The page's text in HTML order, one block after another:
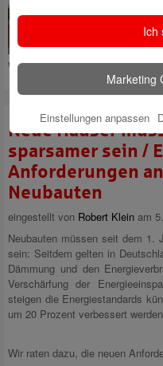
Wilhelm Esseling (Foto links) ist
Neue Häuser
sparsamer sein /
Anforderungen
Neubauten
eingestellt von Robert Klein am
Neubauten müssen seit dem 1.
sein: Seitdem gelten in
Dämmung und den
Verschärfung der
steigen die Energiestandards
um 20 Prozent verbessert
Wir raten dazu, die neuen
Ich
Marketing
Einstellungen anpassen